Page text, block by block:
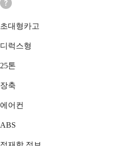
초대형카고
디럭스형
25톤
장축
에어컨
ABS